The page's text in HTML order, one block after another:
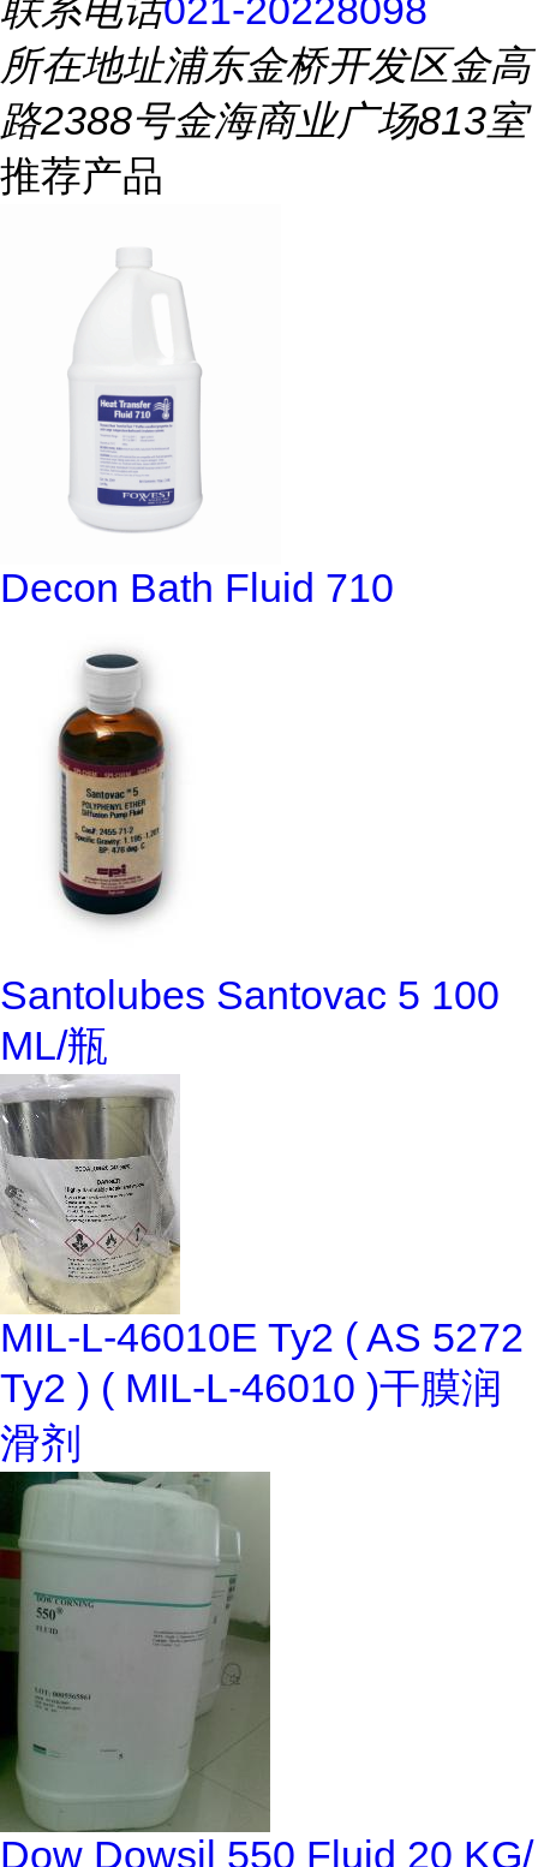
联系电话021-20228098
所在地址浦东金桥开发区金高
路2388号金海商业广场813室
推荐产品
Decon Bath Fluid 710
Santolubes Santovac 5 100
ML/瓶
MIL-L-46010E Ty2 ( AS 5272
Ty2 ) ( MIL-L-46010 )干膜润
滑剂
Dow Dowsil 550 Fluid 20 KG/